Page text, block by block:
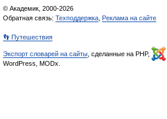
© Академик, 2000-2026
Обратная связь: Техподдержка Реклама на сайте
👣 Путешествия
Экспорт словарей на сайты , сделанные на PHP,
WordPress, MODx.